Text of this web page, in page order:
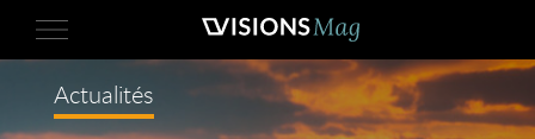
Actualités